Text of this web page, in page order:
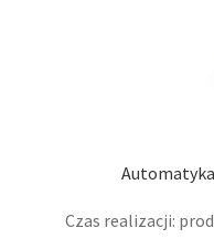
Czas realizacji: